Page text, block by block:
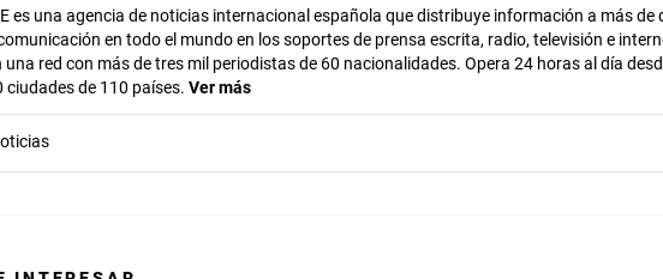
es una agencia de noticias internacional española que distribuye información a más de
en todo el mundo en los soportes de prensa escrita, radio, televisión e
una red con más de tres mil periodistas de 60 nacionalidades. Opera 24 horas al día
ciudades de 110 países. Ver más